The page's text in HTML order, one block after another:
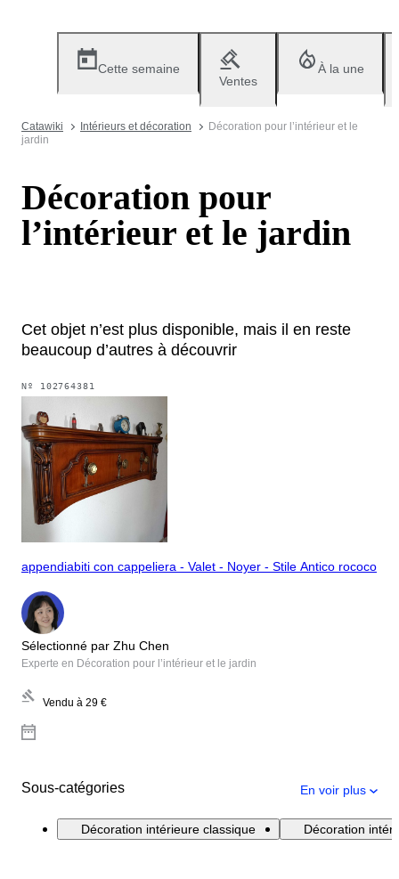
Cette semaine
Ventes
À la une
Catawiki Intérieurs et décoration
Décoration pour l’intérieur et le
jardin
Décoration pour
l’intérieur et le jardin
Cet objet n’est plus disponible, mais il en reste
beaucoup d’autres à découvrir
Nº 102764381
appendiabiti con cappeliera - Valet - Noyer - Stile Antico rococo
Sélectionné par Zhu Chen
Experte en Décoration pour l’intérieur et le jardin
Vendu à 29 €
Sous-catégories En voir plus
Décoration intérieure classique Décoration